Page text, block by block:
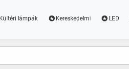
Kültéri lámpák Kereskedelmi LED